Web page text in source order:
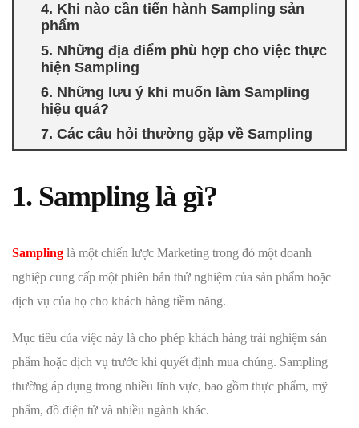
4. Khi nào cần tiến hành Sampling sản
phẩm
5. Những địa điểm phù hợp cho việc thực
hiện Sampling
6. Những lưu ý khi muốn làm Sampling
hiệu quả?
7. Các câu hỏi thường gặp về Sampling
1. Sampling là gì?
Sampling là một chiến lược Marketing trong đó một doanh
nghiệp cung cấp một phiên bản thử nghiệm của sản phẩm hoặc
dịch vụ của họ cho khách hàng tiềm năng.
Mục tiêu của việc này là cho phép khách hàng trải nghiệm sản
phẩm hoặc dịch vụ trước khi quyết định mua chúng. Sampling
thường áp dụng trong nhiều lĩnh vực, bao gồm thực phẩm, mỹ
phẩm, đồ điện tử và nhiều ngành khác.